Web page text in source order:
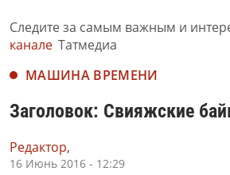
Следите за самым важным и
канале Татмедиа
МАШИНА ВРЕМЕНИ
Заголовок: Свияжские
Редактор,
16 Июнь 2016 - 12:29